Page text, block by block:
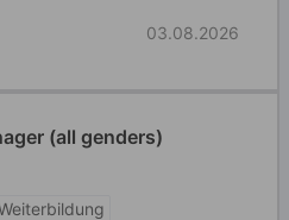
03.08.2026
(all genders)